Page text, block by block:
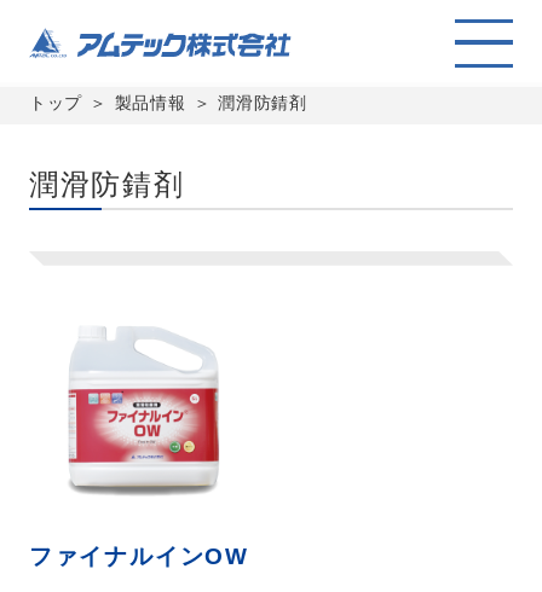
トップ 製品情報 潤滑防錆剤
潤滑防錆剤
ファイナルインOW